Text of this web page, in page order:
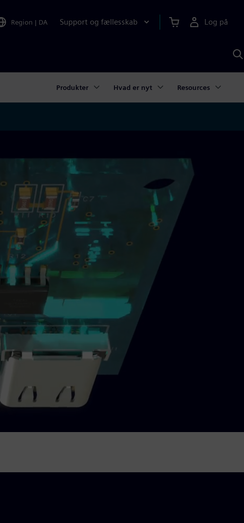
Region | DA Support og fællesskab Log på
Produkter Hvad er nyt Resources